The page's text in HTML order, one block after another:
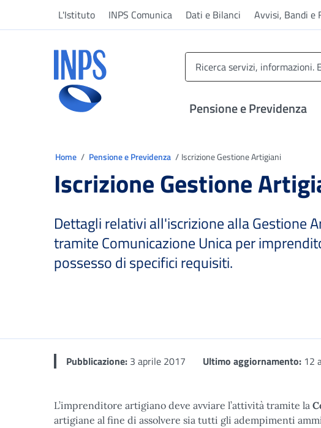
L'Istituto INPS Comunica Dati e Bilanci Avvisi, Bandi e
Pensione e Previdenza
Home Pensione e Previdenza Iscrizione Gestione Artigiani
Iscrizione Gestione
Dettagli relativi all'iscrizione alla Gestione
tramite Comunicazione Unica per
possesso di specifici requisiti.
Dettaglio
Pubblicazione: 3 aprile 2017 Ultimo aggiornamento: 12
L’imprenditore artigiano deve avviare l’attività tramite la
artigiane al fine di assolvere sia tutti gli adempimenti